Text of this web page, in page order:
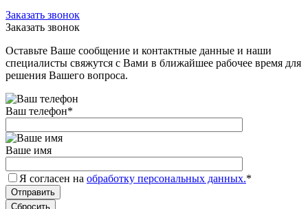
Заказать звонок
Заказать звонок
Оставьте Ваше сообщение и контактные данные и наши
специалисты свяжутся с Вами в ближайшее рабочее время для
решения Вашего вопроса.
Ваш телефон*
Ваше имя
Я согласен на обработку персональных данных.*